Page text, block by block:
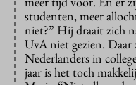
studenten, meer
niet?” Hij draait zich
UvA niet gezien. Daar
Nederlanders in
jaar is het toch